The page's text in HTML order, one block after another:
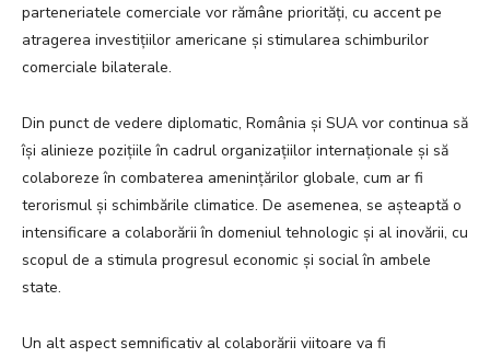
parteneriatele comerciale vor rămâne priorități, cu accent pe
atragerea investițiilor americane și stimularea schimburilor
comerciale bilaterale.
Din punct de vedere diplomatic, România și SUA vor continua să
își alinieze pozițiile în cadrul organizațiilor internaționale și să
colaboreze în combaterea amenințărilor globale, cum ar fi
terorismul și schimbările climatice. De asemenea, se așteaptă o
intensificare a colaborării în domeniul tehnologic și al inovării, cu
scopul de a stimula progresul economic și social în ambele
state.
Un alt aspect semnificativ al colaborării viitoare va fi